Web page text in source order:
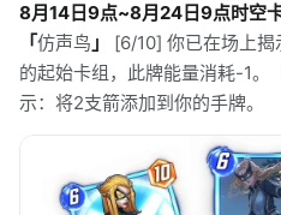
8月14日9点~8月24日9点时空
「仿声鸟 」
[6/10] 你已在场上揭
的起始卡组，此牌能量消耗-1。
示：将2支箭添加到你的手牌。